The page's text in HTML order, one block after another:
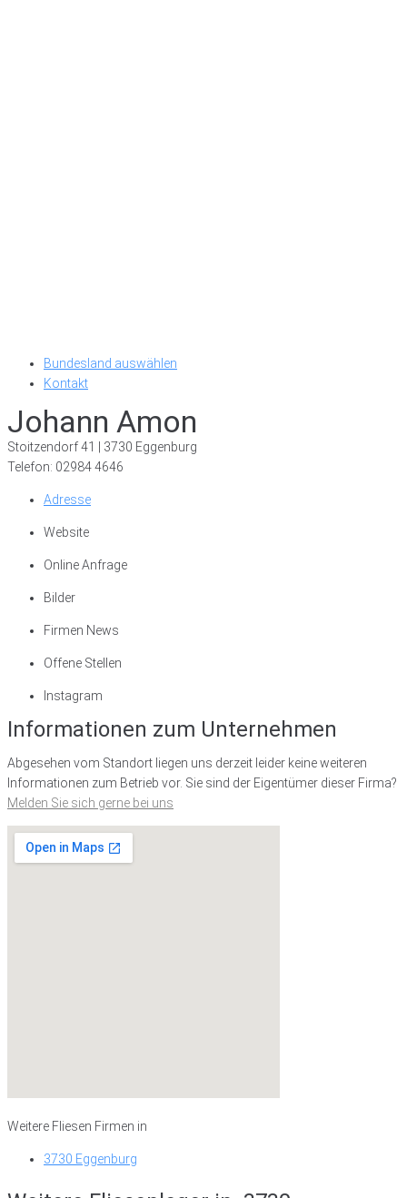
Bundesland auswählen
Kontakt
Johann Amon
Stoitzendorf 41 | 3730 Eggenburg
Telefon: 02984 4646
Adresse
Website
Online Anfrage
Bilder
Firmen News
Offene Stellen
Instagram
Informationen zum Unternehmen
Abgesehen vom Standort liegen uns derzeit leider keine weiteren
Informationen zum Betrieb vor. Sie sind der Eigentümer dieser Firma?
Melden Sie sich gerne bei uns
Weitere Fliesen Firmen in
3730 Eggenburg